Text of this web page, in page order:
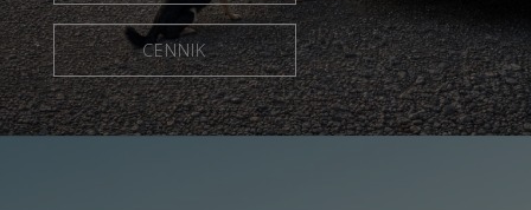
CENNIK